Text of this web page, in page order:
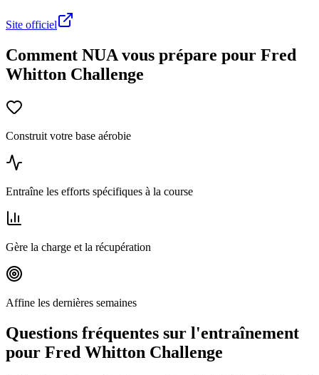
Site officiel
Comment NUA vous prépare pour Fred
Whitton Challenge
Construit votre base aérobie
Entraîne les efforts spécifiques à la course
Gère la charge et la récupération
Affine les dernières semaines
Questions fréquentes sur l'entraînement
pour Fred Whitton Challenge